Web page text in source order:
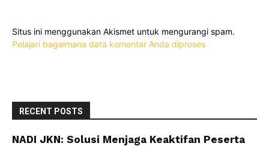
Situs ini menggunakan Akismet untuk mengurangi spam.
Pelajari bagaimana data komentar Anda diproses
RECENT POSTS
NADI JKN: Solusi Menjaga Keaktifan Peserta